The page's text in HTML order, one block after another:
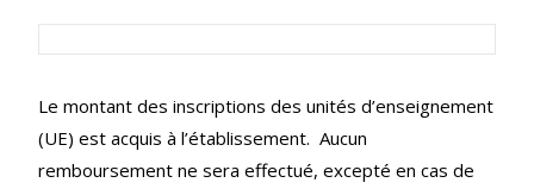
Le montant des inscriptions des unités d’enseignement
(UE) est acquis à l’établissement. Aucun
remboursement ne sera effectué, excepté en cas de